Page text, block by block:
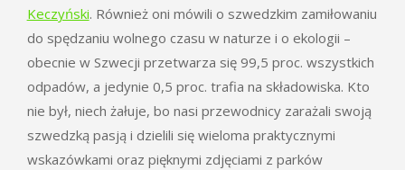
Keczyński. Również oni mówili o szwedzkim zamiłowaniu
do spędzaniu wolnego czasu w naturze i o ekologii –
obecnie w Szwecji przetwarza się 99,5 proc. wszystkich
odpadów, a jedynie 0,5 proc. trafia na składowiska. Kto
nie był, niech żałuje, bo nasi przewodnicy zarażali swoją
szwedzką pasją i dzielili się wieloma praktycznymi
wskazówkami oraz pięknymi zdjęciami z parków